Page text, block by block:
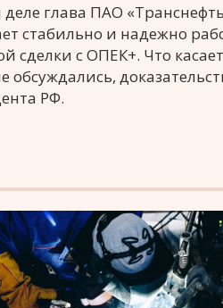
глава ПАО
стабильно и надежно
сделки с ОПЕК+. Что
обсуждались,
РФ.